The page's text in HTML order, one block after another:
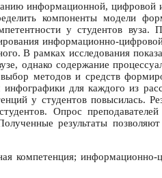
информационной, цифровой
компоненты модели
у студентов вуза.
информационно-
В рамках исследования
однако содержание
выбор методов и средств
для каждого из
у студентов повысилась.
Опрос
результаты
компетенция; информационно-